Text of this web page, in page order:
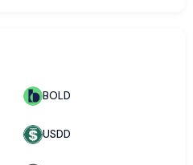
BOLD
USDD